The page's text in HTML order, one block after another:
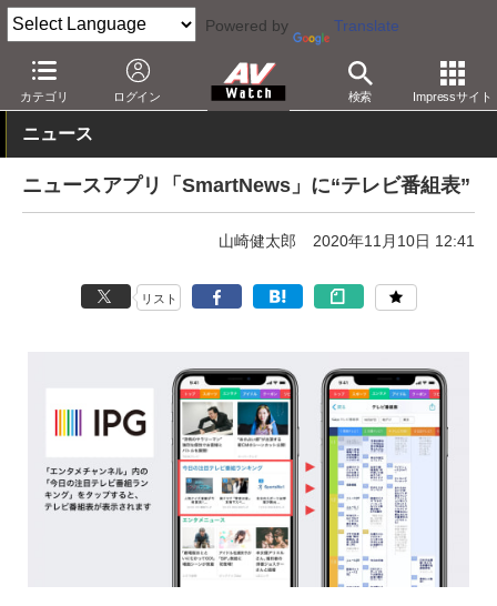
Powered by Translate
カテゴリ ログイン 検索 Impressサイト
AV Watch 製品 アプリ/ソフトウェア
ニュース
ニュースアプリ「SmartNews」に“テレビ番組表”
山崎健太郎 2020年11月10日 12:41
リスト